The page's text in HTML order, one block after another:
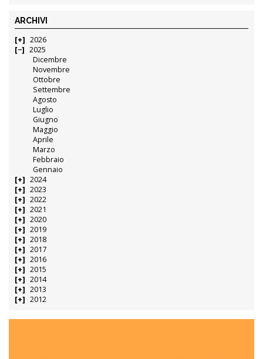
ARCHIVI
2026
2025
Dicembre
Novembre
Ottobre
Settembre
Agosto
Luglio
Giugno
Maggio
Aprile
Marzo
Febbraio
Gennaio
2024
2023
2022
2021
2020
2019
2018
2017
2016
2015
2014
2013
2012